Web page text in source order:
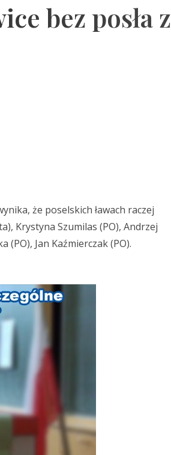
bez posła z
że poselskich ławach raczej
Krystyna Szumilas (PO), Andrzej
(PO), Jan Kaźmierczak (PO).